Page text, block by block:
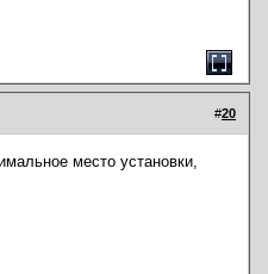
#20
место установки,